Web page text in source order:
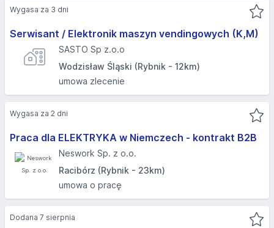
Serwisant / Elektronik maszyn vendingowych (K,M)
SASTO Sp z.o.o
Wodzisław Śląski (Rybnik - 12km)
umowa zlecenie
Wygasa za 3 dni
Praca dla ELEKTRYKA w Niemczech - kontrakt B2B
Neswork Sp. z o.o.
Racibórz (Rybnik - 23km)
umowa o pracę
Wygasa za 2 dni
Dodana 7 sierpnia